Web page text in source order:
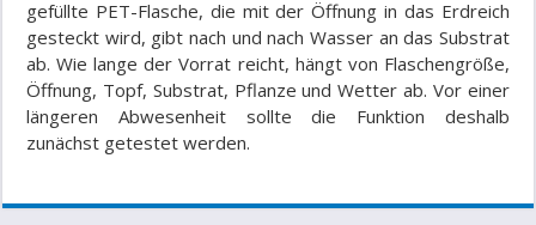
gefüllte PET-Flasche, die mit der Öffnung in das Erdreich
gesteckt wird, gibt nach und nach Wasser an das Substrat
ab. Wie lange der Vorrat reicht, hängt von Flaschengröße,
Öffnung, Topf, Substrat, Pflanze und Wetter ab. Vor einer
längeren Abwesenheit sollte die Funktion deshalb
zunächst getestet werden.